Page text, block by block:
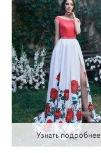
Узнать подробнее